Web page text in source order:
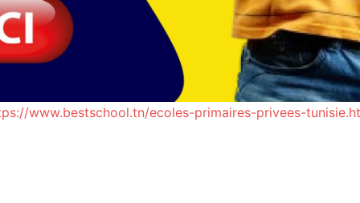
www.bestschool.tn/ecoles-primaires-privees-